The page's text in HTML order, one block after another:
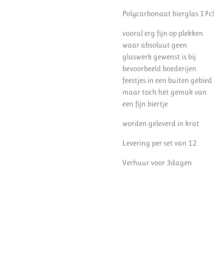
Polycarbonaat bierglas 17cl
vooral erg fijn op plekken
waar absoluut geen
glaswerk gewenst is bij
bevoorbeeld boederijen
feestjes in een buiten gebied
maar toch het gemak van
een fijn biertje
worden geleverd in krat
Levering per set van 12
Verhuur voor 3dagen